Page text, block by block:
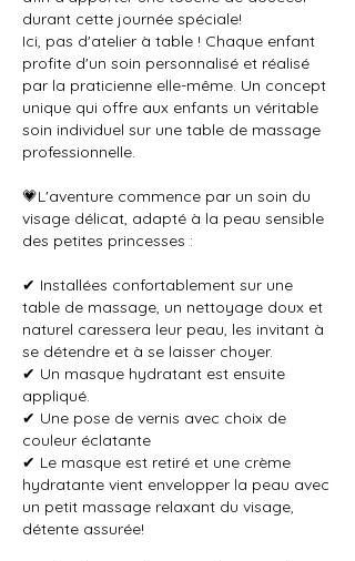
durant cette journée spéciale!
Ici, pas d'atelier à table ! Chaque enfant
profite d'un soin personnalisé et réalisé
par la praticienne elle-même. Un concept
unique qui offre aux enfants un véritable
soin individuel sur une table de massage
professionnelle.
💗L'aventure commence par un soin du
visage délicat, adapté à la peau sensible
des petites princesses :
✔ Installées confortablement sur une
table de massage, un nettoyage doux et
naturel caressera leur peau, les invitant à
se détendre et à se laisser choyer.
✔ Un masque hydratant est ensuite
appliqué.
✔ Une pose de vernis avec choix de
couleur éclatante
✔ Le masque est retiré et une crème
hydratante vient envelopper la peau avec
un petit massage relaxant du visage,
détente assurée!